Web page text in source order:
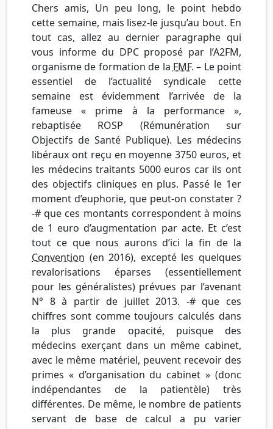
Chers amis, Un peu long, le point hebdo
cette semaine, mais lisez-le jusqu’au bout. En
tout cas, allez au dernier paragraphe qui
vous informe du DPC proposé par l’A2FM,
organisme de formation de la FMF. – Le point
essentiel de l’actualité syndicale cette
semaine est évidemment l’arrivée de la
fameuse « prime à la performance »,
rebaptisée ROSP (Rémunération sur
Objectifs de Santé Publique). Les médecins
libéraux ont reçu en moyenne 3750 euros, et
les médecins traitants 5000 euros car ils ont
des objectifs cliniques en plus. Passé le 1er
moment d’euphorie, que peut-on constater ?
-# que ces montants correspondent à moins
de 1 euro d’augmentation par acte. Et c’est
tout ce que nous aurons d’ici la fin de la
Convention (en 2016), excepté les quelques
revalorisations éparses (essentiellement
pour les généralistes) prévues par l’avenant
N° 8 à partir de juillet 2013. -# que ces
chiffres sont comme toujours calculés dans
la plus grande opacité, puisque des
médecins exerçant dans un même cabinet,
avec le même matériel, peuvent recevoir des
primes « d’organisation du cabinet » (donc
indépendantes de la patientèle) très
différentes. De même, le nombre de patients
servant de base de calcul a pu varier